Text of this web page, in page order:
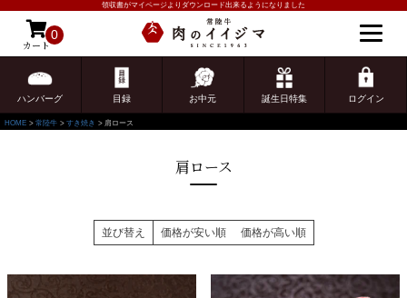
領収書がマイページよりダウンロード出来るようになりました
カート
0
ハンバーグ 目録 お中元 誕生日特集 ログイン
ゲスト 様こんにちは
ログイン
HOME 常陸牛 すき焼き 肩ロース
肩ロース
並び替え 価格が安い順 価格が高い順